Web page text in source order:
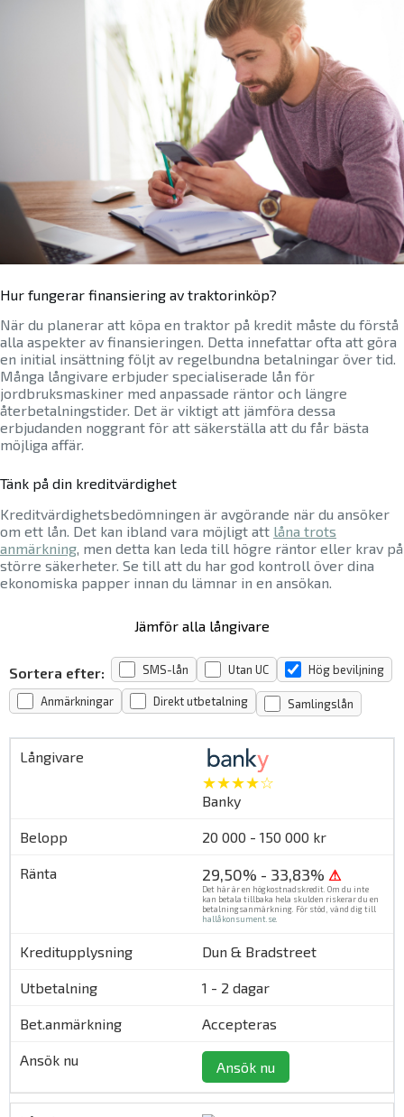
Hur fungerar finansiering av traktorinköp?
När du planerar att köpa en traktor på kredit måste du förstå
alla aspekter av finansieringen. Detta innefattar ofta att göra
en initial insättning följt av regelbundna betalningar över tid.
Många långivare erbjuder specialiserade lån för
jordbruksmaskiner med anpassade räntor och längre
återbetalningstider. Det är viktigt att jämföra dessa
erbjudanden noggrant för att säkerställa att du får bästa
möjliga affär.
Tänk på din kreditvärdighet
Kreditvärdighetsbedömningen är avgörande när du ansöker
om ett lån. Det kan ibland vara möjligt att låna trots
anmärkning, men detta kan leda till högre räntor eller krav på
större säkerheter. Se till att du har god kontroll över dina
ekonomiska papper innan du lämnar in en ansökan.
Jämför alla långivare
Sortera efter: SMS-lån Utan UC Hög beviljning
Anmärkningar Direkt utbetalning Samlingslån
★★★★☆
Banky
20 000 - 150 000 kr
29,50% - 33,83% ⚠
Det här är en högkostnadskredit. Om du inte
kan betala tillbaka hela skulden riskerar du en
betalningsanmärkning. För stöd, vänd dig till
hallåkonsument.se
Dun & Bradstreet
1 - 2 dagar
Accepteras
Ansök nu